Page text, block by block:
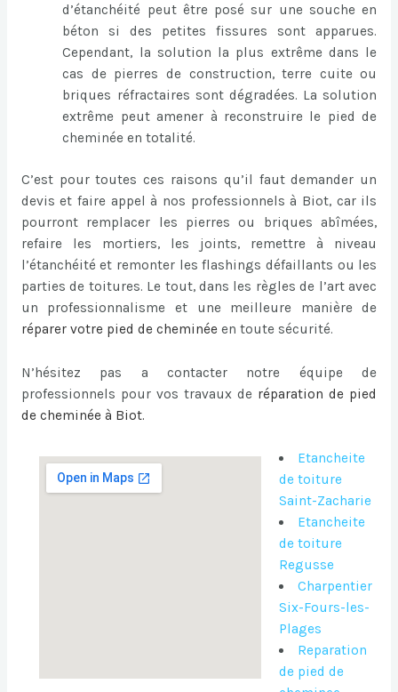
d’étanchéité peut être posé sur une souche en
béton si des petites fissures sont apparues.
Cependant, la solution la plus extrême dans le
cas de pierres de construction, terre cuite ou
briques réfractaires sont dégradées. La solution
extrême peut amener à reconstruire le pied de
cheminée en totalité.
C’est pour toutes ces raisons qu’il faut demander un
devis et faire appel à nos professionnels à Biot, car ils
pourront remplacer les pierres ou briques abîmées,
refaire les mortiers, les joints, remettre à niveau
l’étanchéité et remonter les flashings défaillants ou les
parties de toitures. Le tout, dans les règles de l’art avec
un professionnalisme et une meilleure manière de
réparer votre pied de cheminéeen toute sécurité.
N’hésitez pas a contacter notre équipe de
professionnels pour vos travaux de réparation de pied
de cheminée à Biot.
Etancheite
de toiture
Saint-Zacharie
Etancheite
de toiture
Regusse
Charpentier
Six-Fours-les-
Plages
Reparation
de pied de